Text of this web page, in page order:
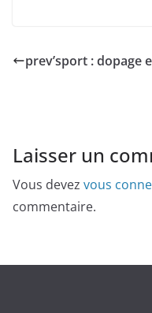
prev’sport : dopage
Laisser un
Vous devez vous
commentaire.